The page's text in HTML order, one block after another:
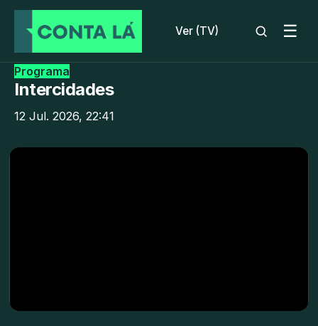
Ver (TV) ☰
Programa
Intercidades
12 Jul. 2026, 22:41